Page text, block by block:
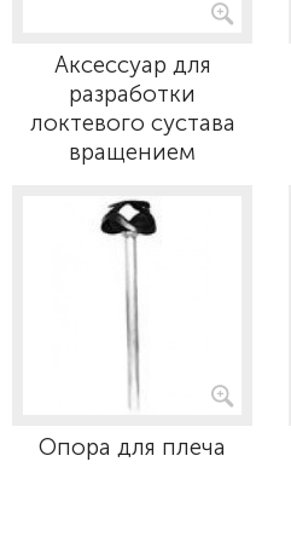
Аксессуар для
разработки
локтевого сустава
вращением
Опора для плеча